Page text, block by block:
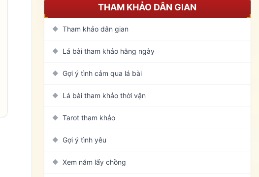
THAM KHẢO DÂN GIAN
◆ Tham khảo dân gian
◆ Lá bài tham khảo hằng ngày
◆ Gợi ý tình cảm qua lá bài
◆ Lá bài tham khảo thời vận
◆ Tarot tham khảo
◆ Gợi ý tình yêu
◆ Xem năm lấy chồng